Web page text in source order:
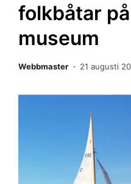
folkbåtar
museum
Webbmaster 21 augusti